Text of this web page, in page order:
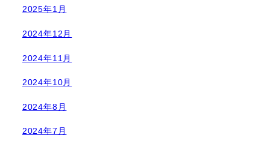
2025年1月
2024年12月
2024年11月
2024年10月
2024年8月
2024年7月